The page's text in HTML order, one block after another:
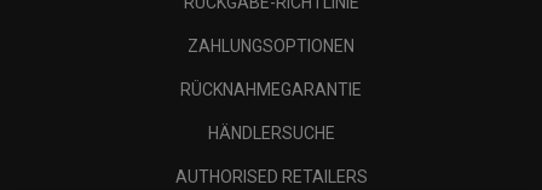
ZAHLUNGSOPTIONEN
RÜCKNAHMEGARANTIE
HÄNDLERSUCHE
AUTHORISED RETAILERS